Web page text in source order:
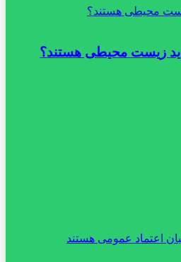
محیطی هستند؟
زیست محیطی هستند؟
اعتماد عمومی هستند